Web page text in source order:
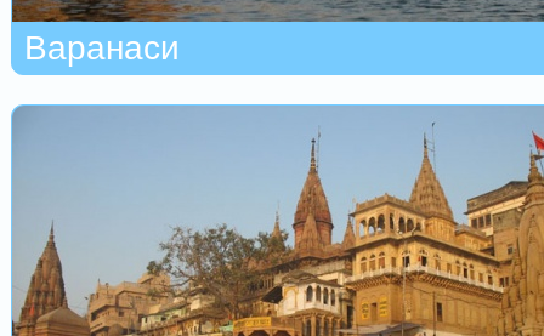
Варанаси